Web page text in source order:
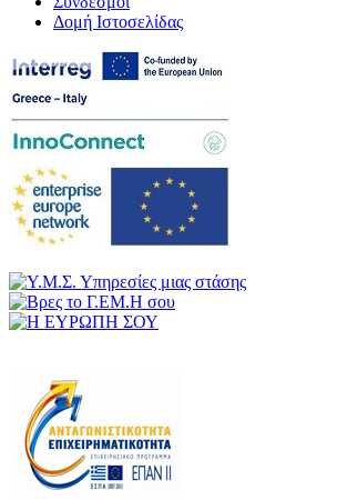
Δομή Ιστοσελίδας